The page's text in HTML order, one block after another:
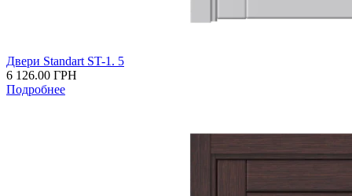
Двери Standart ST-1. 5
6 126.00 ГРН
Подробнее